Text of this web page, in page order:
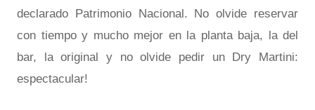
declarado Patrimonio Nacional. No olvide reservar
con tiempo y mucho mejor en la planta baja, la del
bar, la original y no olvide pedir un Dry Martini:
espectacular!